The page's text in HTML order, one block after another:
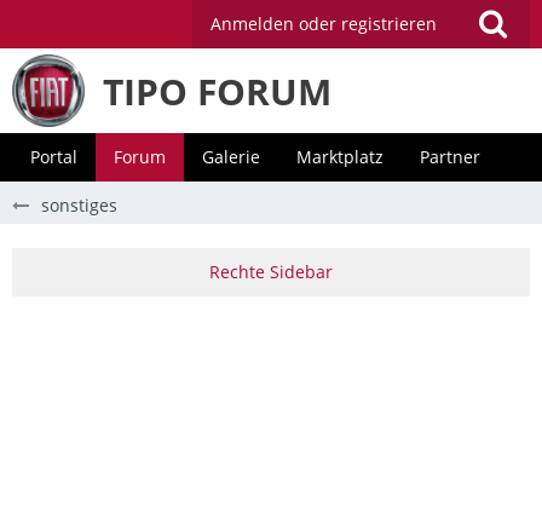
Anmelden oder registrieren
TIPO FORUM
Portal Forum Galerie Marktplatz Partner
sonstiges